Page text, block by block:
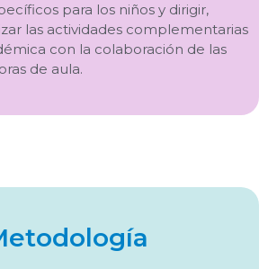
para los niños y dirigir,
las actividades complementarias
con la colaboración de las
de aula.